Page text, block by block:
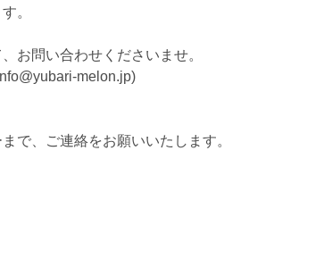
。
お問い合わせくださいませ。
melon.jp)
で、ご連絡をお願いいたします。